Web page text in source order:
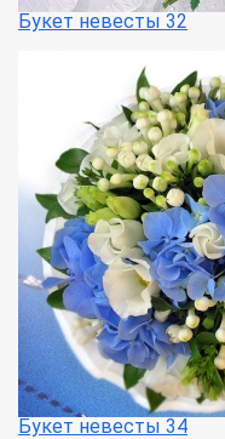
Букет невесты 32
Букет невесты 34